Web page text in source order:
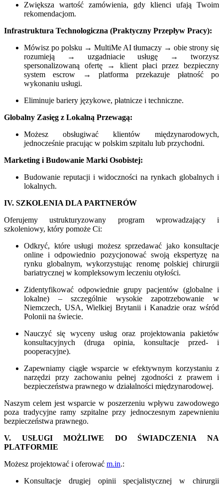
Zwiększa wartość zamówienia, gdy klienci ufają Twoim
rekomendacjom.
Infrastruktura Technologiczna (Praktyczny Przepływ Pracy):
Mówisz po polsku → MultiMe AI tłumaczy → obie strony się
rozumieją → uzgadniacie usługę → tworzysz
spersonalizowaną ofertę → klient płaci przez bezpieczny
system escrow → platforma przekazuje płatność po
wykonaniu usługi.
Eliminuje bariery językowe, płatnicze i techniczne.
Globalny Zasięg z Lokalną Przewagą:
Możesz obsługiwać klientów międzynarodowych,
jednocześnie pracując w polskim szpitalu lub przychodni.
Marketing i Budowanie Marki Osobistej:
Budowanie reputacji i widoczności na rynkach globalnych i
lokalnych.
IV. SZKOLENIA DLA PARTNERÓW
Oferujemy ustrukturyzowany program wprowadzający i
szkoleniowy, który pomoże Ci:
Odkryć, które usługi możesz sprzedawać jako konsultacje
online i odpowiednio pozycjonować swoją ekspertyzę na
rynku globalnym, wykorzystując renomę polskiej chirurgii
bariatrycznej w kompleksowym leczeniu otyłości.
Zidentyfikować odpowiednie grupy pacjentów (globalne i
lokalne) – szczególnie wysokie zapotrzebowanie w
Niemczech, USA, Wielkiej Brytanii i Kanadzie oraz wśród
Polonii na świecie.
Nauczyć się wyceny usług oraz projektowania pakietów
konsultacyjnych (druga opinia, konsultacje przed- i
pooperacyjne).
Zapewniamy ciągłe wsparcie w efektywnym korzystaniu z
narzędzi przy zachowaniu pełnej zgodności z prawem i
bezpieczeństwa prawnego w działalności międzynarodowej.
Naszym celem jest wsparcie w poszerzeniu wpływu zawodowego
poza tradycyjne ramy szpitalne przy jednoczesnym zapewnieniu
bezpieczeństwa prawnego.
V. USŁUGI MOŻLIWE DO ŚWIADCZENIA NA
PLATFORMIE
Możesz projektować i oferować m.in.:
Konsultacje drugiej opinii specjalistycznej w chirurgii